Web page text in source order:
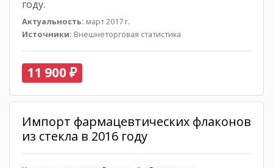
году.
Актуальность: март 2017 г.
Источники: Внешнеторговая статистика
11 900 ₽
Импорт фармацевтических флаконов
из стекла в 2016 году